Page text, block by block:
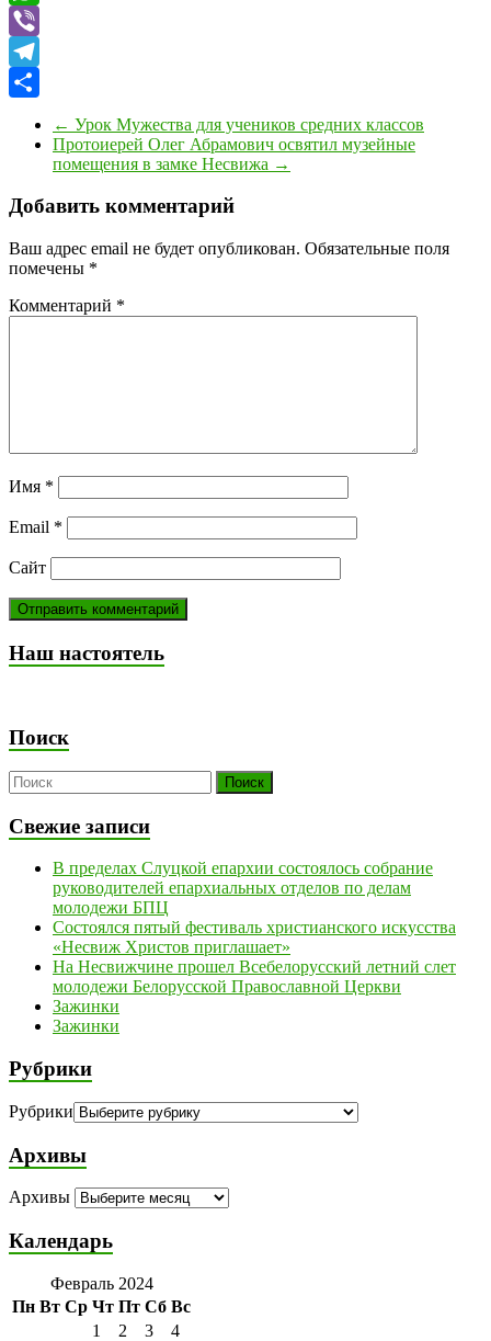
WhatsApp
Viber
Telegram
← Урок Мужества для учеников средних классов
Протоиерей Олег Абрамович освятил музейные
помещения в замке Несвижа →
Добавить комментарий
Ваш адрес email не будет опубликован. Обязательные поля
помечены *
Комментарий *
Имя *
Email *
Сайт
Наш настоятель
Поиск
Свежие записи
В пределах Слуцкой епархии состоялось собрание
руководителей епархиальных отделов по делам
молодежи БПЦ
Состоялся пятый фестиваль христианского искусства
«Несвиж Христов приглашает»
На Несвижчине прошел Всебелорусский летний слет
молодежи Белорусской Православной Церкви
Зажинки
Зажинки
Рубрики
Рубрики
Архивы
Архивы
Календарь
Февраль 2024
Пн Вт Ср Чт Пт Сб Вс
1
2 3
4